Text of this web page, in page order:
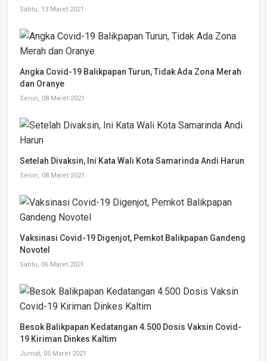
Sabtu, 13 Maret 2021
Angka Covid-19 Balikpapan Turun, Tidak Ada Zona Merah
dan Oranye
Senin, 08 Maret 2021
Setelah Divaksin, Ini Kata Wali Kota Samarinda Andi Harun
Senin, 08 Maret 2021
Vaksinasi Covid-19 Digenjot, Pemkot Balikpapan Gandeng
Novotel
Sabtu, 06 Maret 2021
Besok Balikpapan Kedatangan 4.500 Dosis Vaksin Covid-
19 Kiriman Dinkes Kaltim
Jumat, 05 Maret 2021